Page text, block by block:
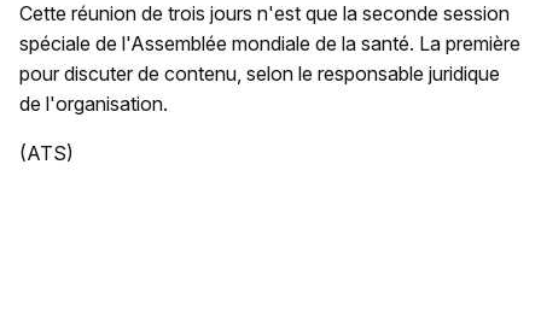
Cette réunion de trois jours n'est que la seconde session
spéciale de l'Assemblée mondiale de la santé. La première
pour discuter de contenu, selon le responsable juridique
de l'organisation.
(ATS)